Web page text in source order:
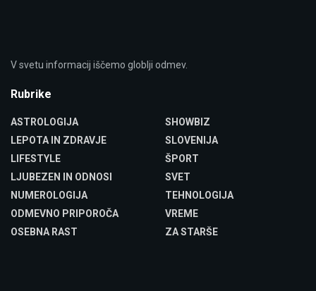
V svetu informacij iščemo globlji odmev.
Rubrike
ASTROLOGIJA
LEPOTA IN ZDRAVJE
LIFESTYLE
LJUBEZEN IN ODNOSI
NUMEROLOGIJA
ODMEVNO PRIPOROČA
OSEBNA RAST
SHOWBIZ
SLOVENIJA
ŠPORT
SVET
TEHNOLOGIJA
VREME
ZA STARŠE